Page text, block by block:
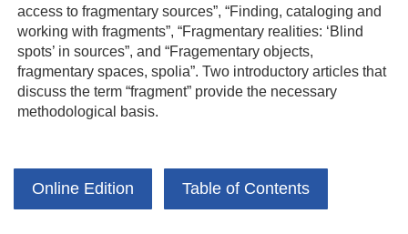
access to fragmentary sources”, “Finding, cataloging and
working with fragments”, “Fragmentary realities: ‘Blind
spots’ in sources”, and “Fragementary objects,
fragmentary spaces, spolia”. Two introductory articles that
discuss the term “fragment” provide the necessary
methodological basis.
Online Edition Table of Contents